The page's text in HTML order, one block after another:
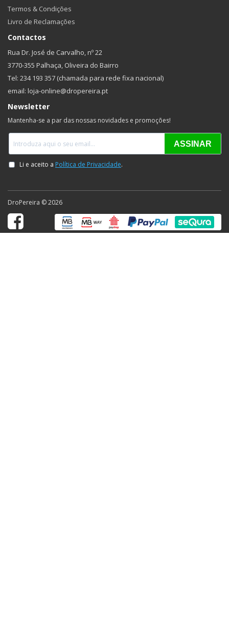
Termos & Condições
Livro de Reclamações
Contactos
Rua Dr. José de Carvalho, nº 22
3770-355 Palhaça, Oliveira do Bairro
Tel: 234 193 357 (chamada para rede fixa nacional)
email: loja-online@dropereira.pt
Newsletter
Mantenha-se a par das nossas novidades e promoções!
DroPereira © 2026